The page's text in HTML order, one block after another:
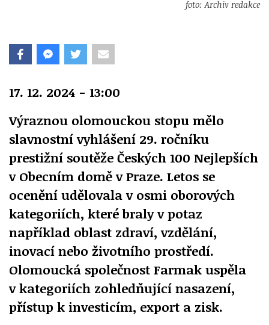
foto: Archiv redakce
17. 12. 2024 - 13:00
Výraznou olomouckou stopu mělo
slavnostní vyhlášení 29. ročníku
prestižní soutěže Českých 100 Nejlepších
v Obecním domě v Praze. Letos se
ocenění udělovala v osmi oborových
kategoriích, které braly v potaz
například oblast zdraví, vzdělání,
inovací nebo životního prostředí.
Olomoucká společnost Farmak uspěla
v kategoriích zohledňující nasazení,
přístup k investicím, export a zisk.